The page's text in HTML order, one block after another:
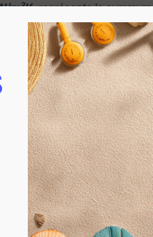
m²K, représente le summum
euros peut être réduite à
d'une inflation
. Cette performance
du minimum wallon de 1,5
par les trois vitres et les
reste proche de celle de la
vitrage datant de 1975,
sur l'ensemble des
kWh, soit une économie
en moyenne 100 à
d'économiser 1.400 euros